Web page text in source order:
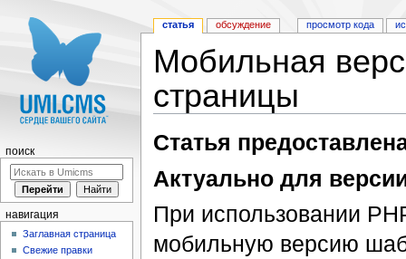
Мобильная
страницы
Статья
Актуально для
При использовании
мобильную версию
статья обсуждение просмотр кода
поиск
навигация
Заглавная страница
Свежие правки